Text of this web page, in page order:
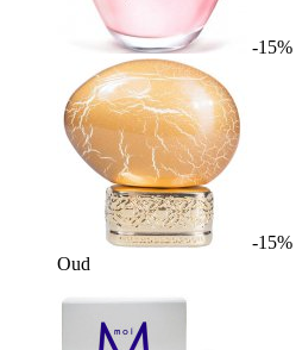
-15%
-15%
Oud